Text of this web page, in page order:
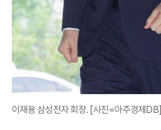
이재용 삼성전자 회장. [사진=아주경제DB]